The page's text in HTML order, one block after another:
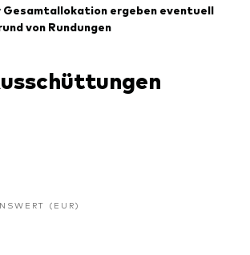
Gesamtallokation ergeben eventuell
von Rundungen
(EUR)